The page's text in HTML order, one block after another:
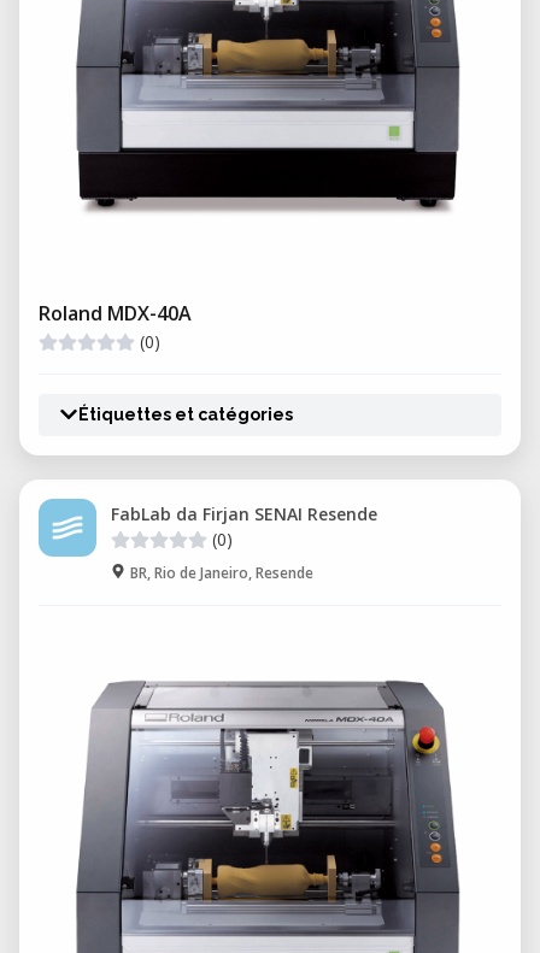
Roland MDX-40A
(0)
Étiquettes et catégories
FabLab da Firjan SENAI Resende
(0)
BR, Rio de Janeiro, Resende